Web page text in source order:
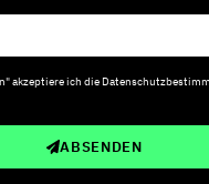
akzeptiere ich die
ABSENDEN